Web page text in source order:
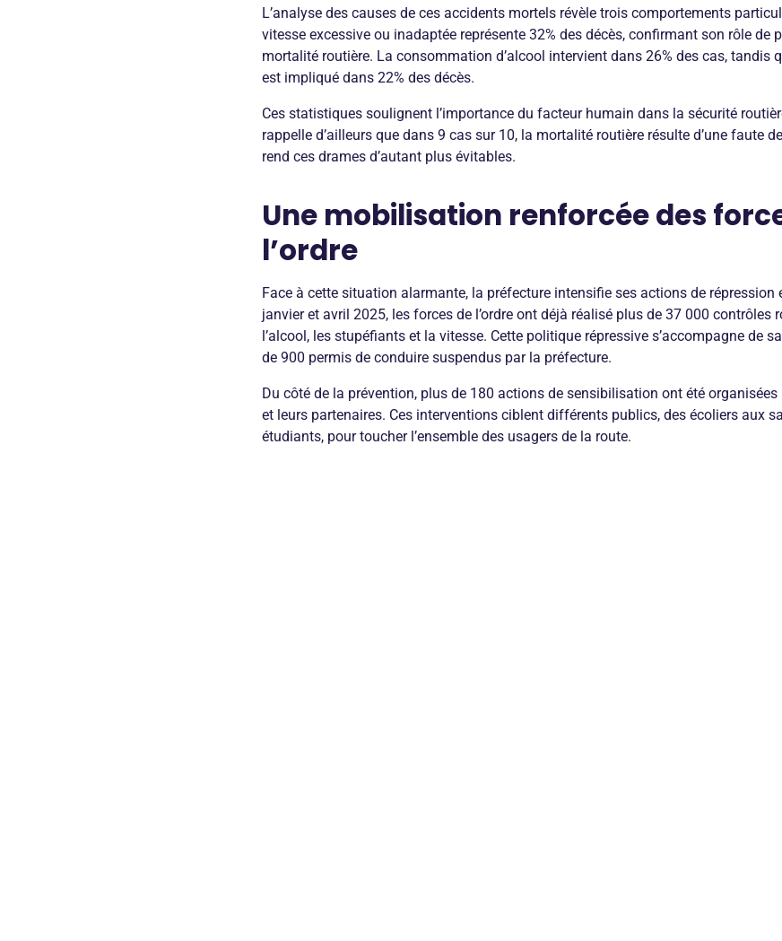
L’analyse des causes de ces accidents mortels révèle trois comportements
vitesse excessive ou inadaptée représente 32% des décès, confirmant son rôle de
mortalité routière. La consommation d’alcool intervient dans 26% des cas, tandis
est impliqué dans 22% des décès.
Ces statistiques soulignent l’importance du facteur humain dans la sécurité
rappelle d’ailleurs que dans 9 cas sur 10, la mortalité routière résulte d’une faute
rend ces drames d’autant plus évitables.
Une mobilisation renforcée des
l’ordre
Face à cette situation alarmante, la préfecture intensifie ses actions de répression
janvier et avril 2025, les forces de l’ordre ont déjà réalisé plus de 37 000 contrôles
l’alcool, les stupéfiants et la vitesse. Cette politique répressive s’accompagne de
de 900 permis de conduire suspendus par la préfecture.
Du côté de la prévention, plus de 180 actions de sensibilisation ont été organisées
et leurs partenaires. Ces interventions ciblent différents publics, des écoliers aux
étudiants, pour toucher l’ensemble des usagers de la route.